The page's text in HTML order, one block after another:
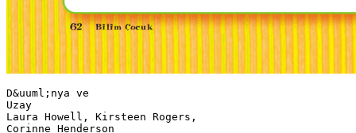
D&uuml;nya ve
Uzay
Laura Howell, Kirsteen Rogers,
Corinne Henderson